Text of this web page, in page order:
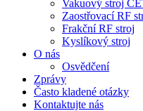
Vakuový stroj
Zaostřovací RF
Frakční RF stroj
Kyslíkový stroj
O nás
Osvědčení
Zprávy
Často kladené otázky
Kontaktujte nás